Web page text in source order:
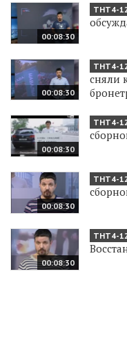
00:08:30
ТНТ4-
00:08:30
ТНТ4-
сняли
00:08:30
ТНТ4-
00:08:30
ТНТ4-
00:08:30
ТНТ4-